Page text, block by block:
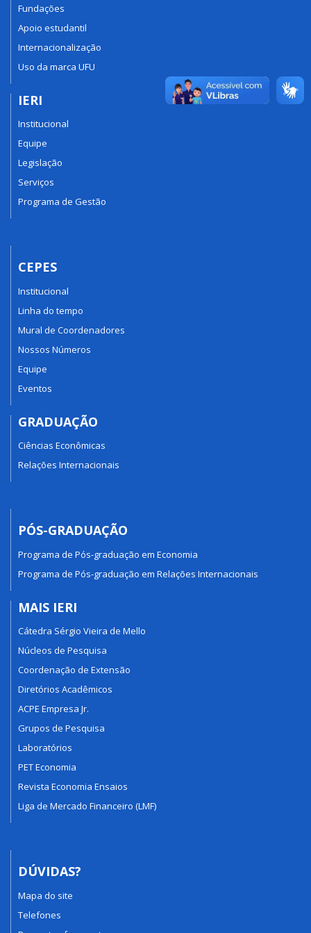
Fundações
Apoio estudantil
Internacionalização
Uso da marca UFU
IERI
Institucional
Equipe
Legislação
Serviços
Programa de Gestão
CEPES
Institucional
Linha do tempo
Mural de Coordenadores
Nossos Números
Equipe
Eventos
GRADUAÇÃO
Ciências Econômicas
Relações Internacionais
PÓS-GRADUAÇÃO
Programa de Pós-graduação em Economia
Programa de Pós-graduação em Relações Internacionais
MAIS IERI
Cátedra Sérgio Vieira de Mello
Núcleos de Pesquisa
Coordenação de Extensão
Diretórios Acadêmicos
ACPE Empresa Jr.
Grupos de Pesquisa
Laboratórios
PET Economia
Revista Economia Ensaios
Liga de Mercado Financeiro (LMF)
DÚVIDAS?
Mapa do site
Telefones